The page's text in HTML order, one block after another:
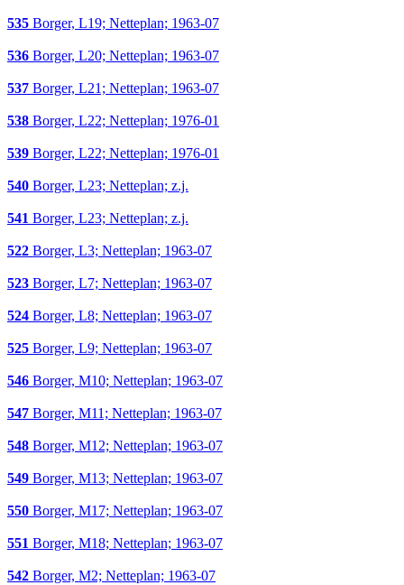
535 Borger, L19; Netteplan; 1963-07
536 Borger, L20; Netteplan; 1963-07
537 Borger, L21; Netteplan; 1963-07
538 Borger, L22; Netteplan; 1976-01
539 Borger, L22; Netteplan; 1976-01
540 Borger, L23; Netteplan; z.j.
541 Borger, L23; Netteplan; z.j.
522 Borger, L3; Netteplan; 1963-07
523 Borger, L7; Netteplan; 1963-07
524 Borger, L8; Netteplan; 1963-07
525 Borger, L9; Netteplan; 1963-07
546 Borger, M10; Netteplan; 1963-07
547 Borger, M11; Netteplan; 1963-07
548 Borger, M12; Netteplan; 1963-07
549 Borger, M13; Netteplan; 1963-07
550 Borger, M17; Netteplan; 1963-07
551 Borger, M18; Netteplan; 1963-07
542 Borger, M2; Netteplan; 1963-07